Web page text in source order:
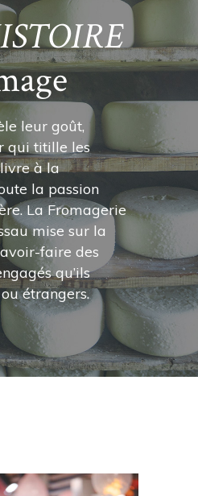
leur goût,
qui titille les
à la
la passion
La Fromagerie
mise sur la
faire des
qu’ils
étrangers.